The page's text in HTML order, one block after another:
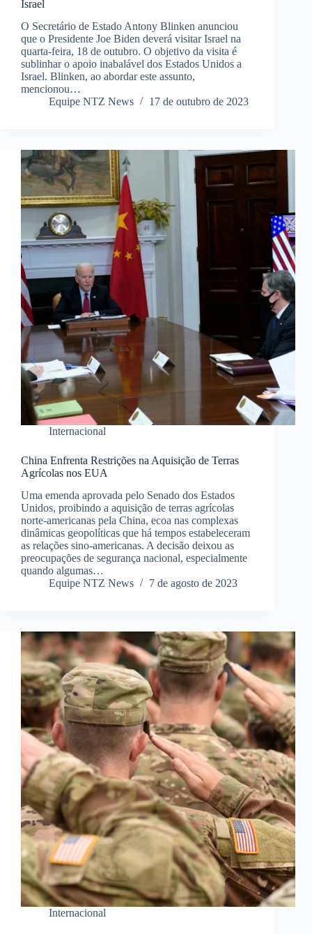
Israel
O Secretário de Estado Antony Blinken anunciou
que o Presidente Joe Biden deverá visitar Israel na
quarta-feira, 18 de outubro. O objetivo da visita é
sublinhar o apoio inabalável dos Estados Unidos a
Israel. Blinken, ao abordar este assunto,
mencionou…
Equipe NTZ News
17 de outubro de 2023
Internacional
China Enfrenta Restrições na Aquisição de Terras
Agrícolas nos EUA
Uma emenda aprovada pelo Senado dos Estados
Unidos, proibindo a aquisição de terras agrícolas
norte-americanas pela China, ecoa nas complexas
dinâmicas geopolíticas que há tempos estabeleceram
as relações sino-americanas. A decisão deixou as
preocupações de segurança nacional, especialmente
quando algumas…
Equipe NTZ News
7 de agosto de 2023
Internacional